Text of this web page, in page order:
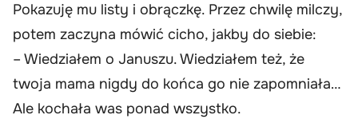
Pokazuję mu listy i obrączkę. Przez chwilę milczy,
potem zaczyna mówić cicho, jakby do siebie:
– Wiedziałem o Januszu. Wiedziałem też, że
twoja mama nigdy do końca go nie zapomniała…
Ale kochała was ponad wszystko.